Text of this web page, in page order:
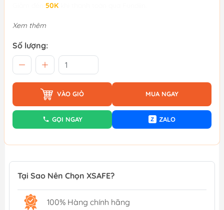
50K
Xem thêm
Số lượng:
VÀO GIỎ MUA NGAY
GỌI NGAY Z ZALO
Tại Sao Nên Chọn XSAFE?
100% Hàng chính hãng